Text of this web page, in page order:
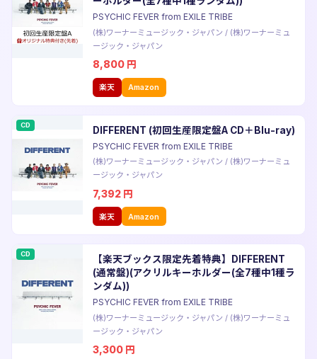
PSYCHIC FEVER from EXILE TRIBE
(株)ワーナーミュージック・ジャパン / (株)ワーナーミュ
ージック・ジャパン
8,800 円
楽天 Amazon
CD DIFFERENT (初回生産限定盤A CD＋Blu-ray)
PSYCHIC FEVER from EXILE TRIBE
(株)ワーナーミュージック・ジャパン / (株)ワーナーミュ
ージック・ジャパン
7,392 円
楽天 Amazon
CD
【楽天ブックス限定先着特典】DIFFERENT
(通常盤)(アクリルキーホルダー(全7種中1種ラ
ンダム))
PSYCHIC FEVER from EXILE TRIBE
(株)ワーナーミュージック・ジャパン / (株)ワーナーミュ
ージック・ジャパン
3,300 円